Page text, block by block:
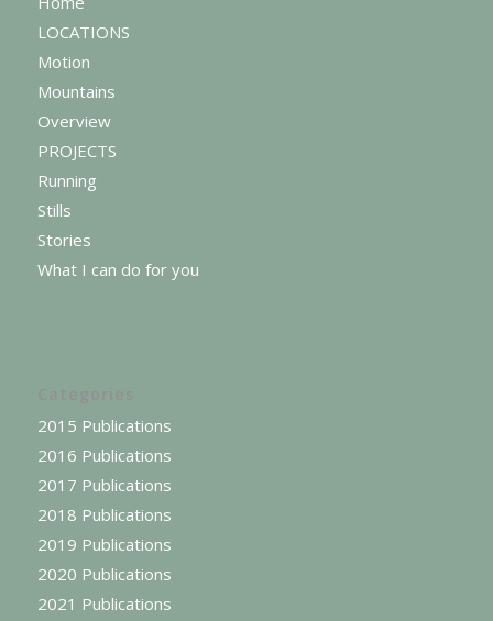
LOCATIONS
Motion
Mountains
Overview
PROJECTS
Running
Stills
Stories
What I can do for you
2015 Publications
2016 Publications
2017 Publications
2018 Publications
2019 Publications
2020 Publications
2021 Publications